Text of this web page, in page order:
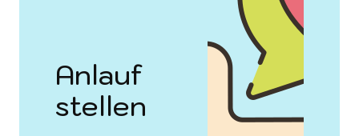
Anlauf
stellen